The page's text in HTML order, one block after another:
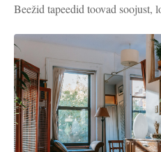
Beežid tapeedid toovad soojust,